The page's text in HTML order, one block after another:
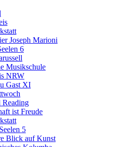
Joseph Marioni
6
Musikschule
NRW
Gast XI
Reading
ist Freude
5
Blick auf Kunst